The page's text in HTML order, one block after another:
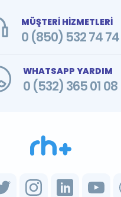
MÜŞTERİ HİZMETLERİ
0 (850) 532 74 74
WHATSAPP YARDIM
0 (532) 365 01 08